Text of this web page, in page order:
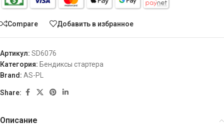
Compare Добавить в избранное
Артикул: SD6076
Категория: Бендиксы стартера
Brand: AS-PL
Share:
Описание